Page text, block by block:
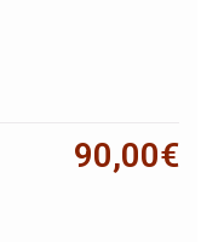
90,00€